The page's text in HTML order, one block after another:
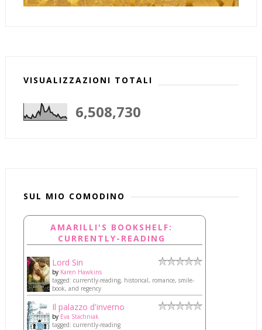
VISUALIZZAZIONI TOTALI
6,508,730
SUL MIO COMODINO
AMARILLI'S BOOKSHELF:
CURRENTLY-READING
Lord Sin
by Karen Hawkins
tagged: currently-reading, historical, romance, smile-
book, and regency
Il palazzo d'inverno
by Eva Stachniak
tagged: currently-reading